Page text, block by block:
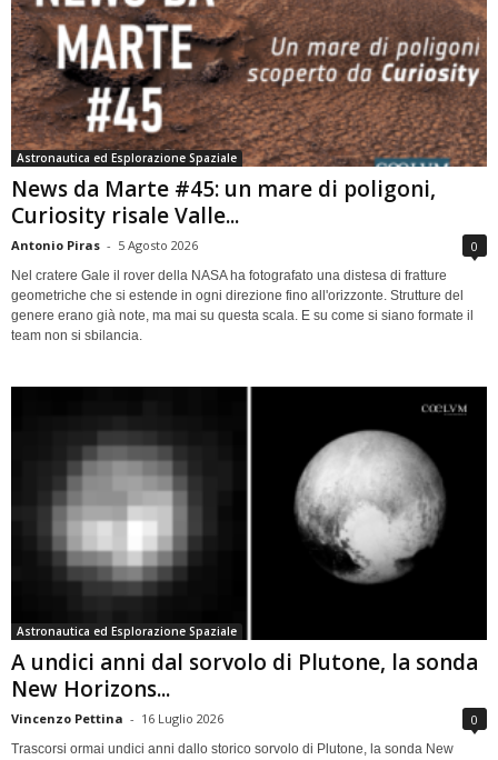
Astronautica ed Esplorazione Spaziale
News da Marte #45: un mare di poligoni,
Curiosity risale Valle...
Antonio Piras - 5 Agosto 2026 0
Nel cratere Gale il rover della NASA ha fotografato una distesa di fratture
geometriche che si estende in ogni direzione fino all'orizzonte. Strutture del
genere erano già note, ma mai su questa scala. E su come si siano formate il
team non si sbilancia.
Astronautica ed Esplorazione Spaziale
A undici anni dal sorvolo di Plutone, la sonda
New Horizons...
Vincenzo Pettina - 16 Luglio 2026 0
Trascorsi ormai undici anni dallo storico sorvolo di Plutone, la sonda New